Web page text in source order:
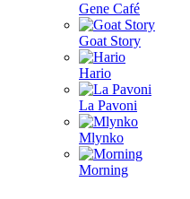
Gene Café
Goat Story
Hario
La Pavoni
Mlynko
Morning